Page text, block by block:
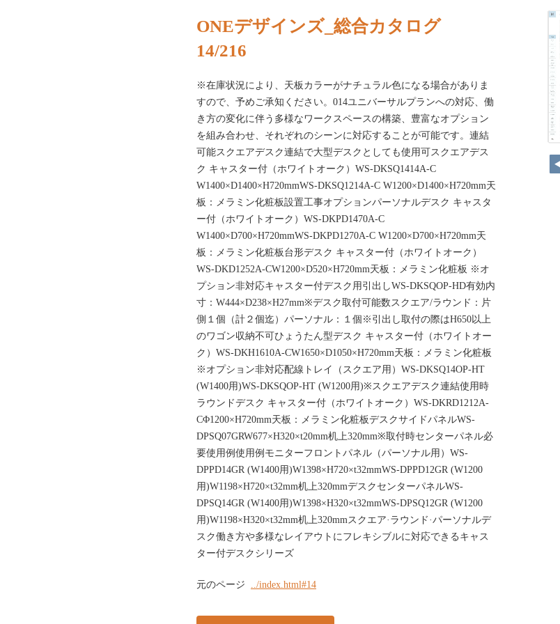
ONEデザインズ_総合カタログ
14/216
※在庫状況により、天板カラーがナチュラル色になる場合がありま
すので、予めご承知ください。014ユニバーサルプランへの対応、働
き方の変化に伴う多様なワークスペースの構築、豊富なオプション
を組み合わせ、それぞれのシーンに対応することが可能です。連結
可能スクエアデスク連結で大型デスクとしても使用可スクエアデス
ク キャスター付（ホワイトオーク）WS-DKSQ1414A-C
W1400×D1400×H720mmWS-DKSQ1214A-C W1200×D1400×H720mm天
板：メラミン化粧板設置工事オプションパーソナルデスク キャスタ
ー付（ホワイトオーク）WS-DKPD1470A-C
W1400×D700×H720mmWS-DKPD1270A-C W1200×D700×H720mm天
板：メラミン化粧板台形デスク キャスター付（ホワイトオーク）
WS-DKD1252A-CW1200×D520×H720mm天板：メラミン化粧板 ※オ
プション非対応キャスター付デスク用引出しWS-DKSQOP-HD有効内
寸：W444×D238×H27mm※デスク取付可能数スクエア/ラウンド：片
側１個（計２個迄）パーソナル：１個※引出し取付の際はH650以上
のワゴン収納不可ひょうたん型デスク キャスター付（ホワイトオー
ク）WS-DKH1610A-CW1650×D1050×H720mm天板：メラミン化粧板
※オプション非対応配線トレイ（スクエア用）WS-DKSQ14OP-HT
(W1400用)WS-DKSQOP-HT (W1200用)※スクエアデスク連結使用時
ラウンドデスク キャスター付（ホワイトオーク）WS-DKRD1212A-
CΦ1200×H720mm天板：メラミン化粧板デスクサイドパネルWS-
DPSQ07GRW677×H320×t20mm机上320mm※取付時センターパネル必
要使用例使用例モニターフロントパネル（パーソナル用）WS-
DPPD14GR (W1400用)W1398×H720×t32mmWS-DPPD12GR (W1200
用)W1198×H720×t32mm机上320mmデスクセンターパネルWS-
DPSQ14GR (W1400用)W1398×H320×t32mmWS-DPSQ12GR (W1200
用)W1198×H320×t32mm机上320mmスクエア·ラウンド·パーソナルデ
スク働き方や多様なレイアウトにフレキシブルに対応できるキャス
ター付デスクシリーズ
元のページ ../index.html#14